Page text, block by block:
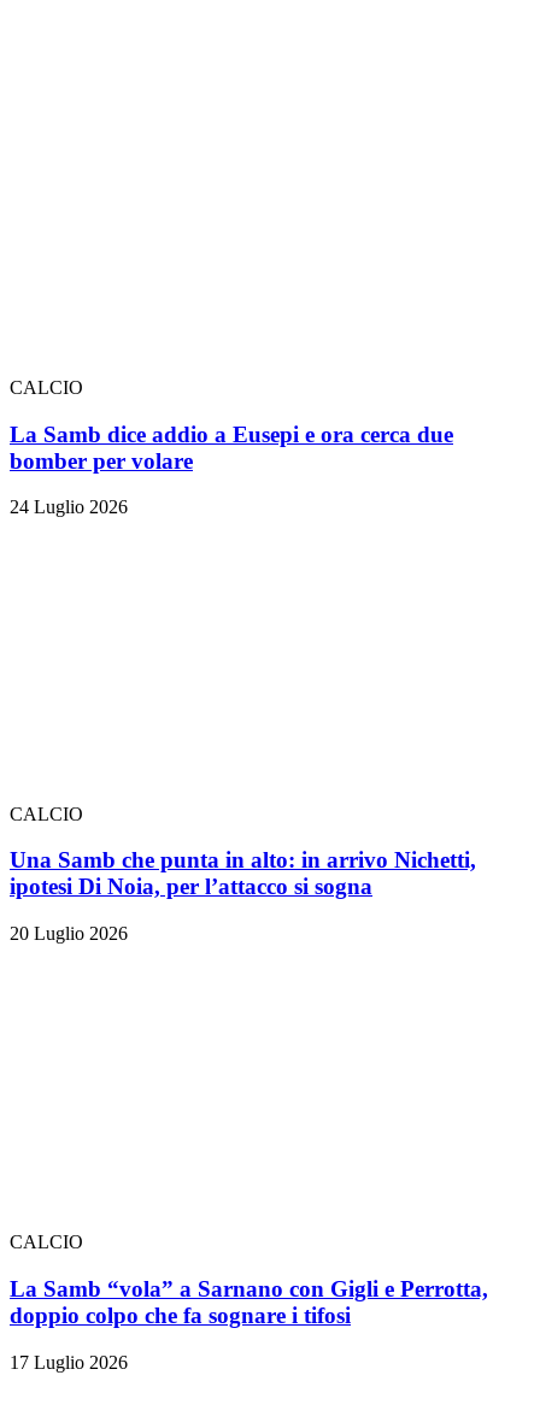
CALCIO
La Samb dice addio a Eusepi e ora cerca due
bomber per volare
24 Luglio 2026
CALCIO
Una Samb che punta in alto: in arrivo Nichetti,
ipotesi Di Noia, per l’attacco si sogna
20 Luglio 2026
CALCIO
La Samb “vola” a Sarnano con Gigli e Perrotta,
doppio colpo che fa sognare i tifosi
17 Luglio 2026